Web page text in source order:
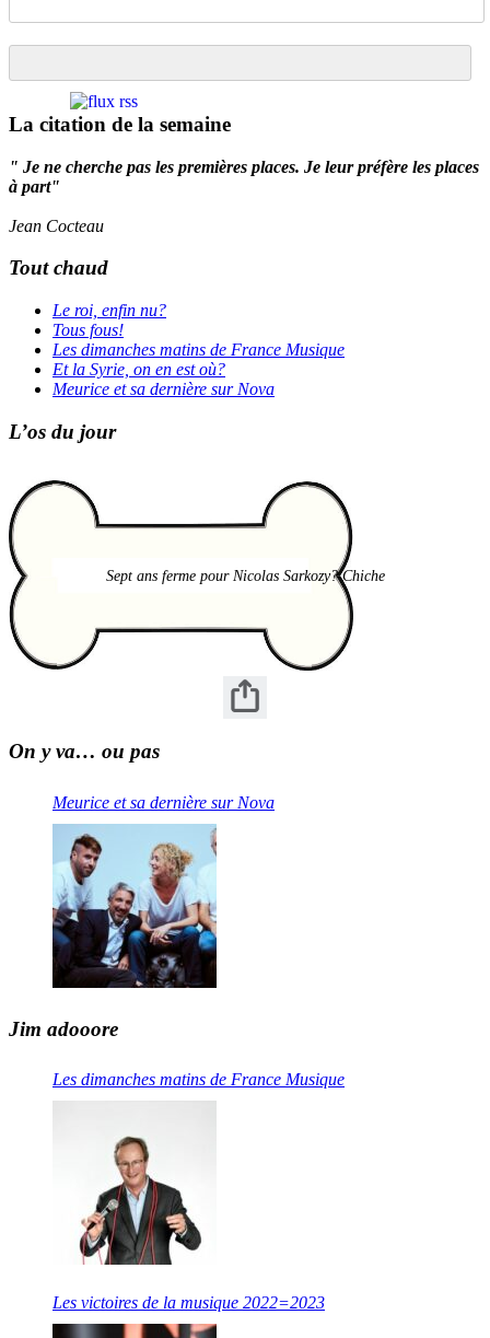
La citation de la semaine
" Je ne cherche pas les premières places. Je leur préfère les places
à part"
Jean Cocteau
Tout chaud
Le roi, enfin nu?
Tous fous!
Les dimanches matins de France Musique
Et la Syrie, on en est où?
Meurice et sa dernière sur Nova
L’os du jour
Sept ans ferme pour Nicolas Sarkozy? Chiche
On y va… ou pas
Meurice et sa dernière sur Nova
Jim adooore
Les dimanches matins de France Musique
Les victoires de la musique 2022=2023